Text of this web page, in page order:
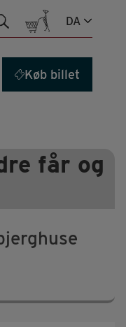
DA
Køb billet
får og